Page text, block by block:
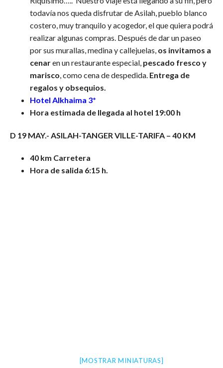
todavía nos queda disfrutar de Asilah, pueblo blanco
costero, muy tranquilo y acogedor, el que quiera podrá
realizar algunas compras. Después de dar un paseo
por sus murallas, medina y callejuelas, os invitamos a
cenaren un restaurante especial, pescado fresco y
marisco , como cena de despedida. Entrega de
regalos y obsequios.
Hotel Alkhaima 3*
Hora estimada de llegada al hotel 19:00 h
D 19 MAY.- ASILAH-TANGER VILLE-TARIFA – 40 KM
40 km Carretera
Hora de salida 6:15 h.
[MOSTRAR MINIATURAS]